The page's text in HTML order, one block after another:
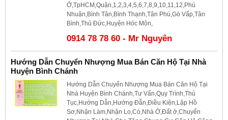
Ở,TpHCM,Quận,1,2,3,4,5,6,7,8,9,10,11,12,Phú
Nhuận,Bình Tân,Bình Thạnh,Tân Phú,Gò Vấp,Tân
Bình,Thủ Đức,Huyện Hóc Môn,
0914 78 78 60 - Mr Nguyên
Hướng Dẫn Chuyển Nhượng Mua Bán Căn Hộ Tại Nhà
Huyện Bình Chánh
Hướng Dẫn Chuyển Nhượng Mua Bán Căn Hộ Tại
Nhà Huyện Bình Chánh,Tư Vấn,Quy Trình,Thủ
Tục,Hướng Dẫn,Hướng Đẫn,Điều Kiện,Lập Hồ
Sơ,Nhận Làm,Nhận Lo,Có,Nhà Ở,Đất ở,Chuyển